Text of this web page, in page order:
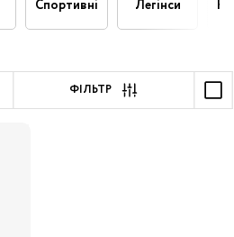
Спортивні Легінси
ФІЛЬТР